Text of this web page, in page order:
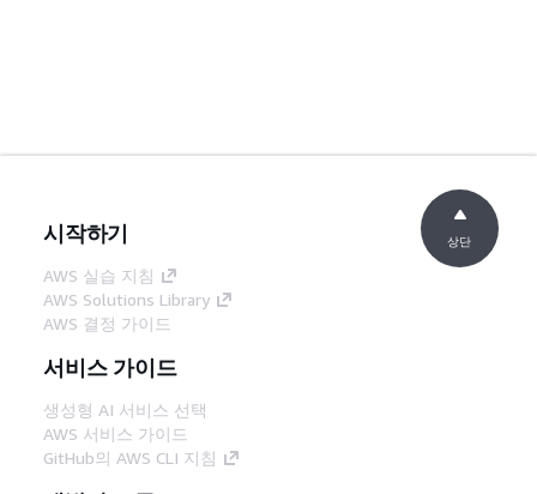
시작하기
AWS 실습 지침
AWS Solutions Library
AWS 결정 가이드
서비스 가이드
생성형 AI 서비스 선택
AWS 서비스 가이드
GitHub의 AWS CLI 지침
상단